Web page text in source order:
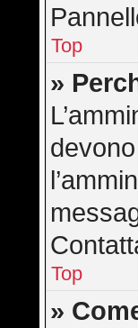
Top
»
Top
»